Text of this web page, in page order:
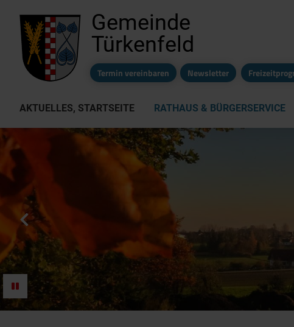
Gemeinde
Türkenfeld
AKTUELLES, STARTSEITE RATHAUS & BÜRGERSERVICE
Termin vereinbaren Newsletter